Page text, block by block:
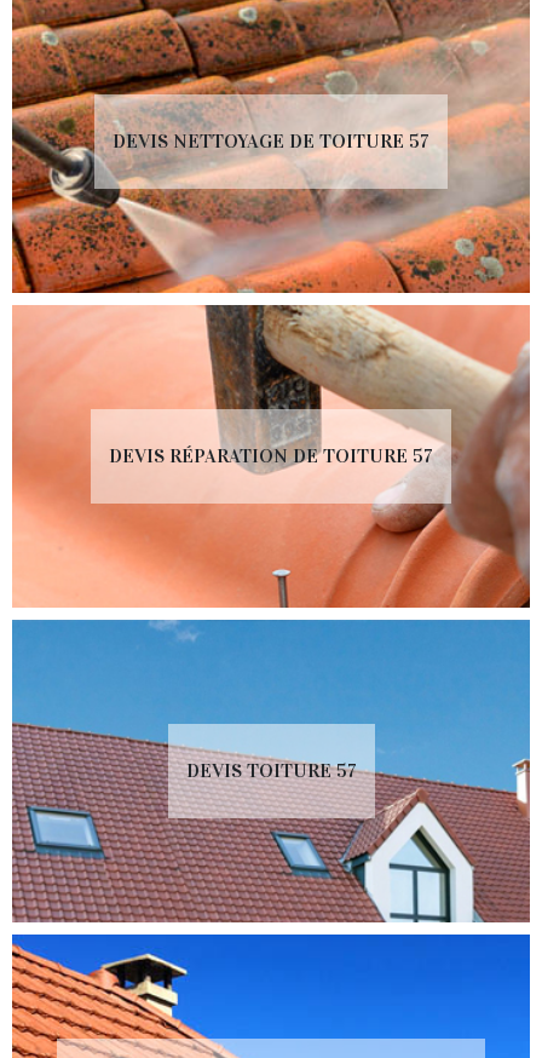
DEVIS NETTOYAGE DE TOITURE 57
DEVIS RÉPARATION DE TOITURE 57
DEVIS TOITURE 57